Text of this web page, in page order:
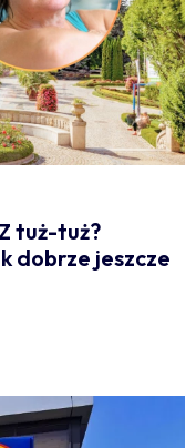
tuż-tuż?
dobrze jeszcze